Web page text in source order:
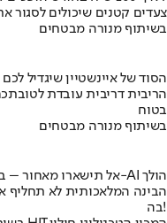
צעדים קטנים שיכולים לסגור
בשיתוף מנורה מבטחים
הסוד של איינשטיין שיגדיל
הריבית דריבית עובדת
בטוח
בשיתוף מנורה מבטחים
אל תישארו מאחור – בואו לגלות לאן ה-AI הולך
הבינה המלאכותית לא
בה!